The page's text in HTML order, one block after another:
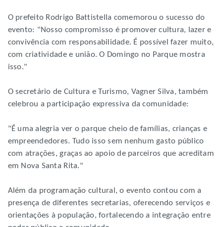
O prefeito Rodrigo Battistella comemorou o sucesso do
evento: "Nosso compromisso é promover cultura, lazer e
convivência com responsabilidade. É possível fazer muito,
com criatividade e união. O Domingo no Parque mostra
isso."
O secretário de Cultura e Turismo, Vagner Silva, também
celebrou a participação expressiva da comunidade:
"É uma alegria ver o parque cheio de famílias, crianças e
empreendedores. Tudo isso sem nenhum gasto público
com atrações, graças ao apoio de parceiros que acreditam
em Nova Santa Rita."
Além da programação cultural, o evento contou com a
presença de diferentes secretarias, oferecendo serviços e
orientações à população, fortalecendo a integração entre